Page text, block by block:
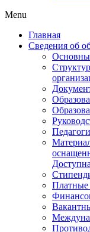
Menu
Главная
Сведения об
Платные